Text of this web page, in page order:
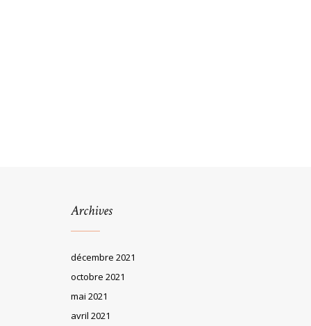
Archives
décembre 2021
octobre 2021
mai 2021
avril 2021